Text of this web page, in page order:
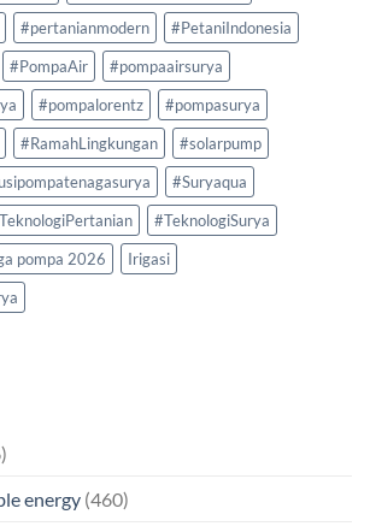
#pertanianmodern
#PetaniIndonesia
#PompaAir
#pompaairsurya
#pompalorentz
#pompasurya
#RamahLingkungan
#solarpump
#Suryaqua
#TeknologiSurya
pompa 2026
Irigasi
energy (460)